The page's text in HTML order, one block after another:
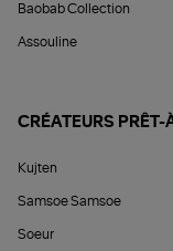
Baobab Collection
Assouline
CRÉATEURS PRÊT-
Kujten
Samsoe Samsoe
Soeur